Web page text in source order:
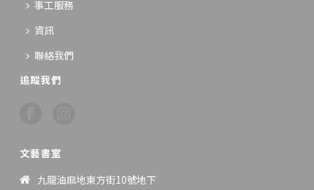
事工服務
資訊
聯絡我們
追蹤我們
文藝書室
九龍油麻地東方街10號地下